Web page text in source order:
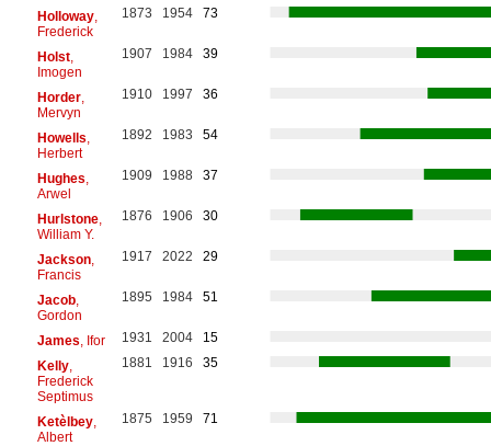
Holloway,
Frederick
1873 1954 73
Holst,
Imogen
1907 1984 39
Horder,
Mervyn
1910 1997 36
Howells
Herbert
1892 1983 54
Hughes
Arwel
1909 1988 37
Hurlstone,
William Y.
1876 1906 30
Jackson,
Francis
1917 2022 29
Jacob,
Gordon
1895 1984 51
James , Ifor 1931 2004
15
Kelly,
Frederick
Septimus
1881 1916 35
Ketèlbey,
Albert
1875 1959 71